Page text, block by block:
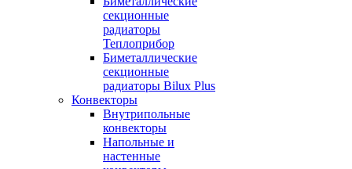
секционные
радиаторы
Теплоприбор
Биметаллические
секционные
радиаторы Bilux Plus
Конвекторы
Внутрипольные
конвекторы
Напольные и
настенные